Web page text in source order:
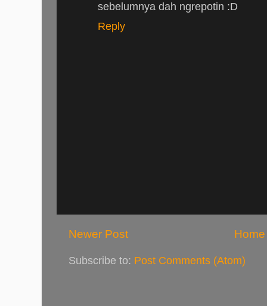
sebelumnya dah ngrepotin :D
Reply
Newer Post Home
Subscribe to: Post Comments (Atom)